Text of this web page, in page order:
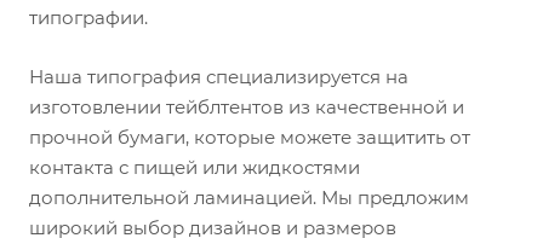
типографии.
Наша типография специализируется на
изготовлении тейблтентов из качественной и
прочной бумаги, которые можете защитить от
контакта с пищей или жидкостями
дополнительной ламинацией. Мы предложим
широкий выбор дизайнов и размеров